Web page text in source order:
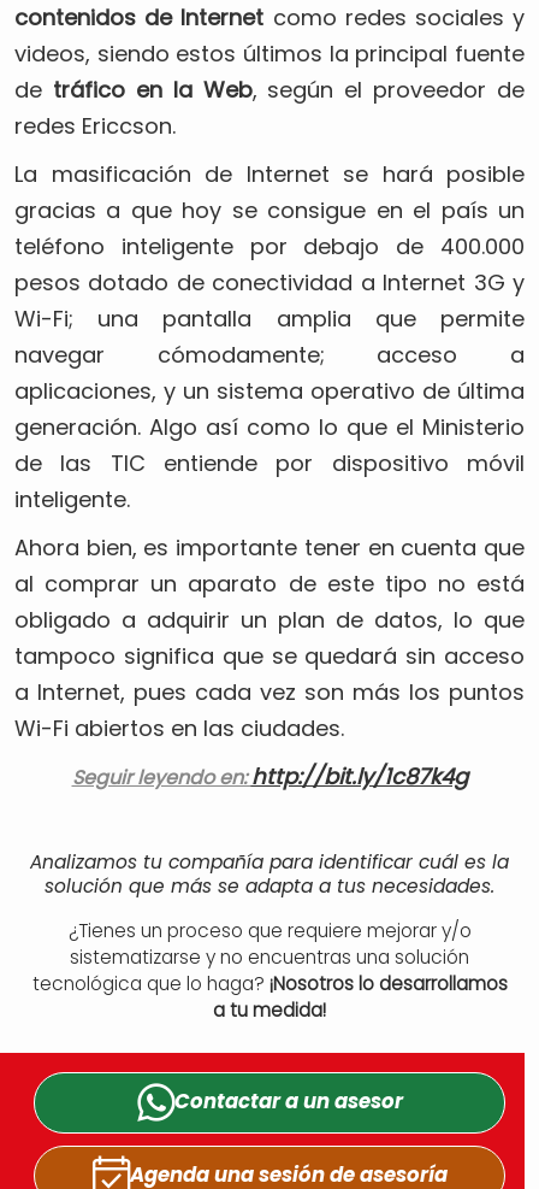
contenidos de Internet como redes sociales y
videos, siendo estos últimos la principal fuente
de tráfico en la Web, según el proveedor de
redes Ericcson.
La masificación de Internet se hará posible
gracias a que hoy se consigue en el país un
teléfono inteligente por debajo de 400.000
pesos dotado de conectividad a Internet 3G y
Wi-Fi; una pantalla amplia que permite
navegar cómodamente; acceso a
aplicaciones, y un sistema operativo de última
generación. Algo así como lo que el Ministerio
de las TIC entiende por dispositivo móvil
inteligente.
Ahora bien, es importante tener en cuenta que
al comprar un aparato de este tipo no está
obligado a adquirir un plan de datos, lo que
tampoco significa que se quedará sin acceso
a Internet, pues cada vez son más los puntos
Wi-Fi abiertos en las ciudades.
Seguir leyendo en:http://bit.ly/1c87k4g
Analizamos tu compañía para identificar cuál es la
solución que más se adapta a tus necesidades.
¿Tienes un proceso que requiere mejorar y/o
sistematizarse y no encuentras una solución
tecnológica que lo haga? ¡Nosotros lo desarrollamos
a tu medida!
Contactar a unasesor
Agenda una sesiónde asesoría